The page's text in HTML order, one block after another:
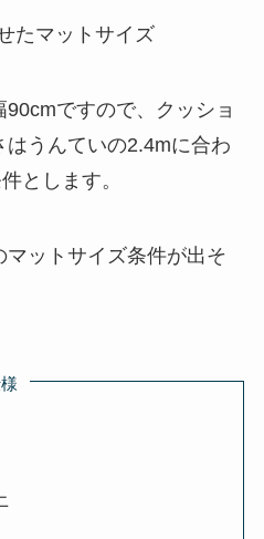
ですので、クッショ
はうんていの2.4mに合わ
とします。
ットサイズ条件が出そ